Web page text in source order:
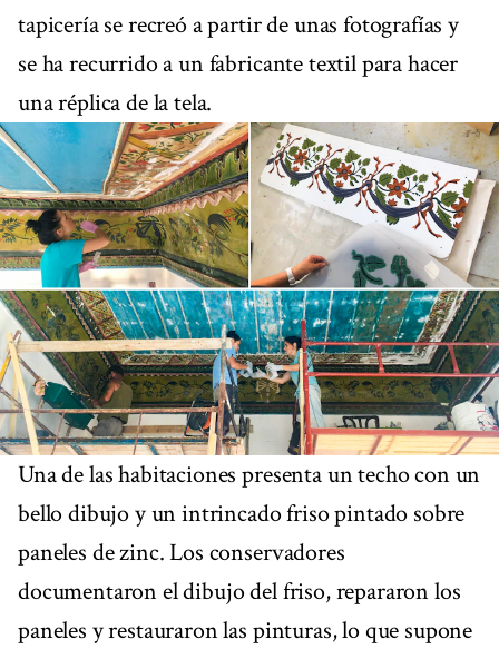
tapicería se recreó a partir de unas fotografías y
se ha recurrido a un fabricante textil para hacer
una réplica de la tela.
Una de las habitaciones presenta un techo con un
bello dibujo y un intrincado friso pintado sobre
paneles de zinc. Los conservadores
documentaron el dibujo del friso, repararon los
paneles y restauraron las pinturas, lo que supone